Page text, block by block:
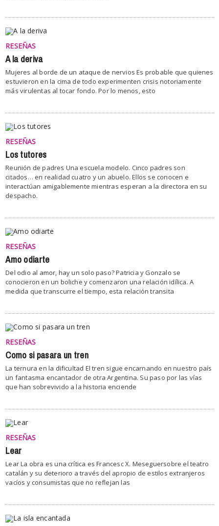
RESEÑAS
A la deriva
Mujeres al borde de un ataque de nervios Es probable que quienes
estuvieron en la cima de todo experimenten crisis notoriamente
más virulentas al tocar fondo. Por lo menos, esto
RESEÑAS
Los tutores
Reunión de padres Una escuela modelo. Cinco padres son
citados… en realidad cuatro y un abuelo. Ellos se conocen e
interactúan amigablemente mientras esperan a la directora en su
despacho.
RESEÑAS
Amo odiarte
Del odio al amor, hay un solo paso? Patricia y Gonzalo se
conocieron en un boliche y comenzaron una relación idílica. A
medida que transcurre el tiempo, esta relación transita
RESEÑAS
Como si pasara un tren
La ternura en la dificultad El tren sigue encarnando en nuestro país
un fantasma encantador de otra Argentina. Su paso por las vías
que han sobrevivido a la historia enciende
RESEÑAS
Lear
Lear La obra es una crítica es Francesc X. Meseguersobre el teatro
catalán y su deterioro a través del apropio de estilos extranjeros
vacíos y consumistas que no reflejan las